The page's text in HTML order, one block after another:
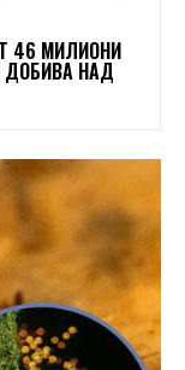
46 МИЛИОНИ
ДОБИВА НАД